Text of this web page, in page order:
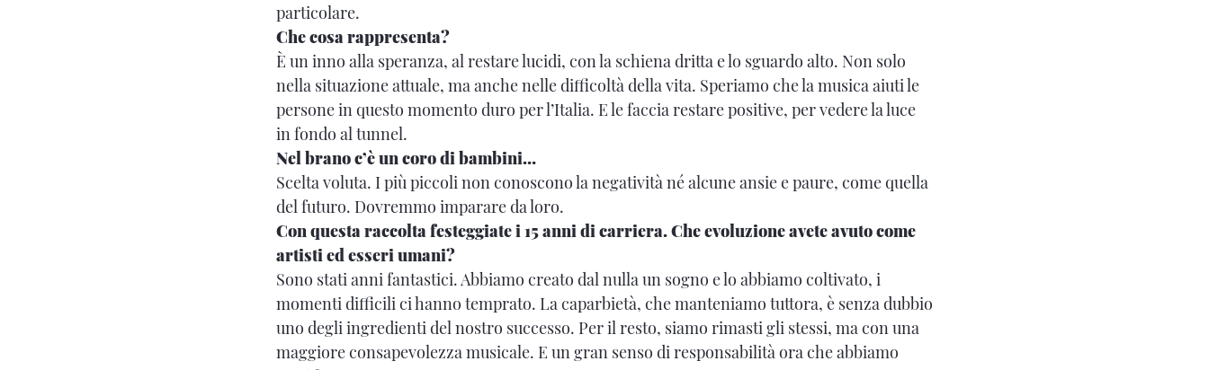
particolare.
Che cosa rappresenta?
È un inno alla speranza, al restare lucidi, con la schiena dritta e lo sguardo alto. Non solo
nella situazione attuale, ma anche nelle difficoltà della vita. Speriamo che la musica aiuti le
persone in questo momento duro per l’Italia. E le faccia restare positive, per vedere la luce
in fondo al tunnel.
Nel brano c’è un coro di bambini…
Scelta voluta. I più piccoli non conoscono la negatività né alcune ansie e paure, come quella
del futuro. Dovremmo imparare da loro.
Con questa raccolta festeggiate i 15 anni di carriera. Che evoluzione avete avuto come
artisti ed esseri umani?
Sono stati anni fantastici. Abbiamo creato dal nulla un sogno e lo abbiamo coltivato, i
momenti difficili ci hanno temprato. La caparbietà, che manteniamo tuttora, è senza dubbio
uno degli ingredienti del nostro successo. Per il resto, siamo rimasti gli stessi, ma con una
maggiore consapevolezza musicale. E un gran senso di responsabilità ora che abbiamo